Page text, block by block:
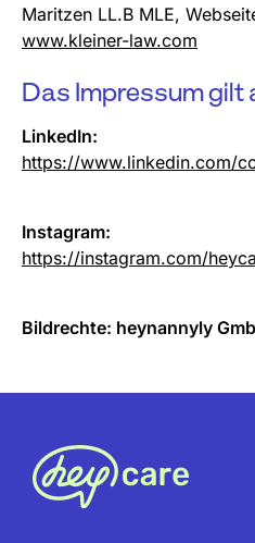
Maritzen LL.B MLE,
www.kleiner-law.com
Das Impressum gilt
LinkedIn:
https://www.linkedin.com/
Instagram:
https://instagram.com/
Bildrechte: heynannyly